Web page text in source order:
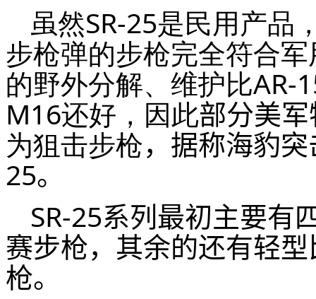
虽然SR-25是民用产品
步枪弹的步枪完全符合
的野外分解、维护比
M16还好，因此部分美
为狙击步枪，据称海豹
25。
SR-25系列最初主要有
赛步枪，其余的还有轻
枪。